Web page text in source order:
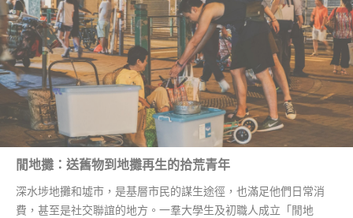
閒地攤：送舊物到地攤再生的拾荒青年
深水埗地攤和墟市，是基層市民的謀生途徑，也滿足他們日常消
費，甚至是社交聯誼的地方。一羣大學生及初職人成立「閒地